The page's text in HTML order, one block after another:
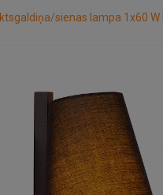
sienas lampa 1x60